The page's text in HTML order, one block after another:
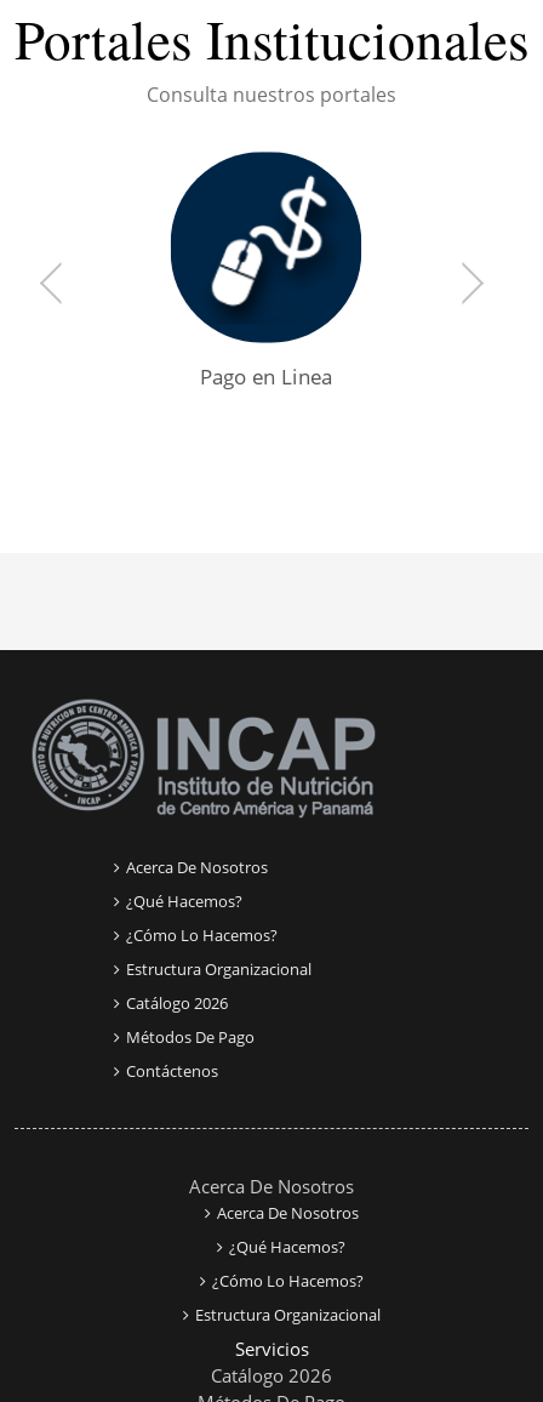
Portales Institucionales
Consulta nuestros portales
Pago en Linea
Acerca De Nosotros
¿Qué Hacemos?
¿Cómo Lo Hacemos?
Estructura Organizacional
Catálogo 2026
Métodos De Pago
Contáctenos
Acerca De Nosotros
Acerca De Nosotros
¿Qué Hacemos?
¿Cómo Lo Hacemos?
Estructura Organizacional
Servicios
Catálogo 2026